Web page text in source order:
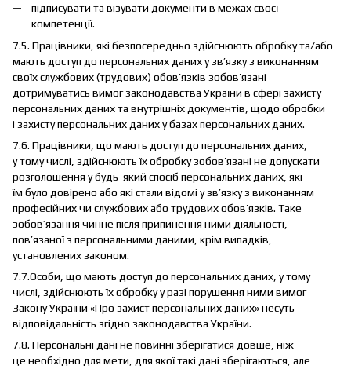
підписувати та візувати документи в межах своєї
компетенції.
7.5. Працівники, які безпосередньо здійснюють обробку та/або
мають доступ до персональних даних у зв’язку з виконанням
своїх службових (трудових) обов’язків зобов’язані
дотримуватись вимог законодавства України в сфері захисту
персональних даних та внутрішніх документів, щодо обробки
і захисту персональних даних у базах персональних даних.
7.6. Працівники, що мають доступ до персональних даних,
у тому числі, здійснюють їх обробку зобов’язані не допускати
розголошення у будь-який спосіб персональних даних, які
їм було довірено або які стали відомі у зв’язку з виконанням
професійних чи службових або трудових обов’язків. Таке
зобов’язання чинне після припинення ними діяльності,
пов’язаної з персональними даними, крім випадків,
установлених законом.
7.7.Особи, що мають доступ до персональних даних, у тому
числі, здійснюють їх обробку у разі порушення ними вимог
Закону України «Про захист персональних даних» несуть
відповідальність згідно законодавства України.
7.8. Персональні дані не повинні зберігатися довше, ніж
це необхідно для мети, для якої такі дані зберігаються, але